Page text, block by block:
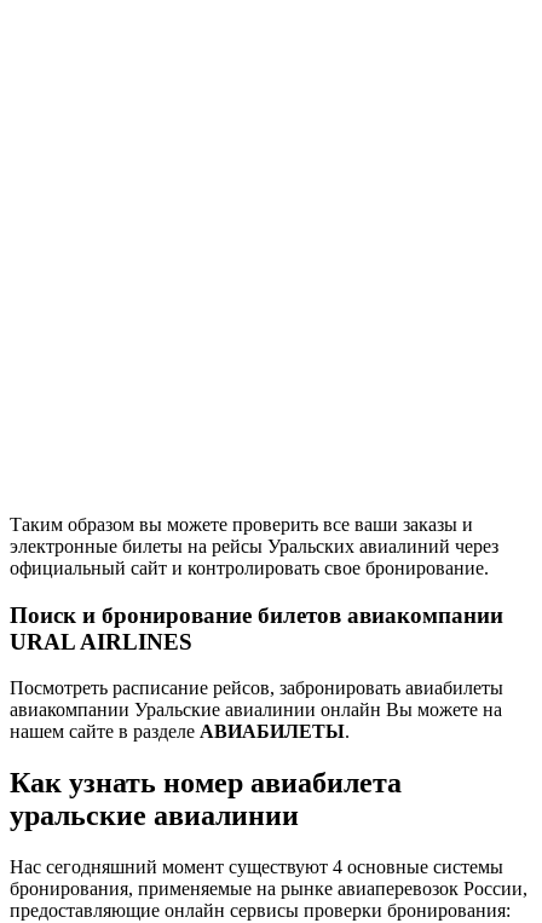
Таким образом вы можете проверить все ваши заказы и
электронные билеты на рейсы Уральских авиалиний через
официальный сайт и контролировать свое бронирование.
Поиск и бронирование билетов авиакомпании
URAL AIRLINES
Посмотреть расписание рейсов, забронировать авиабилеты
авиакомпании Уральские авиалинии онлайн Вы можете на
нашем сайте в разделе АВИАБИЛЕТЫ.
Как узнать номер авиабилета
уральские авиалинии
Нас сегодняшний момент существуют 4 основные системы
бронирования, применяемые на рынке авиаперевозок России,
предоставляющие онлайн сервисы проверки бронирования: